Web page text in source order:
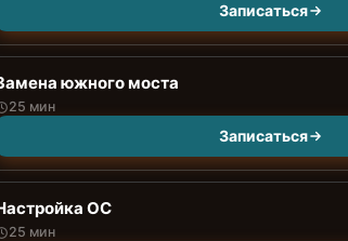
Записаться
южного моста
25 мин
Записаться
ОС
25 мин